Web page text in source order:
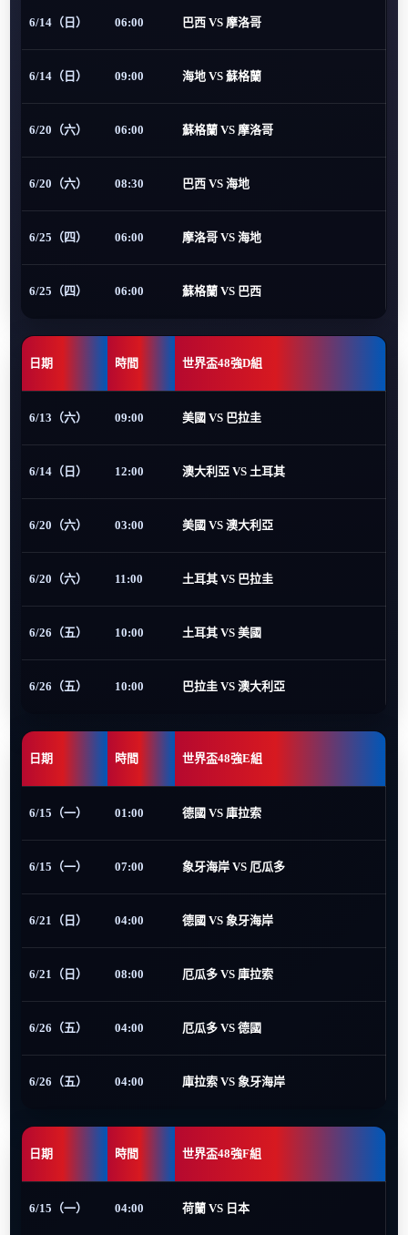
6/14（日） 06:00 巴西 VS 摩洛哥
6/14（日） 09:00 海地 VS 蘇格蘭
6/20（六） 06:00 蘇格蘭 VS 摩洛哥
6/20（六） 08:30 巴西 VS 海地
6/25（四） 06:00 摩洛哥 VS 海地
6/25（四） 06:00 蘇格蘭 VS 巴西
日期 時間 世界盃48強D組
6/13（六） 09:00 美國 VS 巴拉圭
6/14（日） 12:00 澳大利亞 VS 土耳其
6/20（六） 03:00 美國 VS 澳大利亞
6/20（六） 11:00 土耳其 VS 巴拉圭
6/26（五） 10:00 土耳其 VS 美國
6/26（五） 10:00 巴拉圭 VS 澳大利亞
日期 時間 世界盃48強E組
6/15（一） 01:00 德國 VS 庫拉索
6/15（一） 07:00 象牙海岸 VS 厄瓜多
6/21（日） 04:00 德國 VS 象牙海岸
6/21（日） 08:00 厄瓜多 VS 庫拉索
6/26（五） 04:00 厄瓜多 VS 德國
6/26（五） 04:00 庫拉索 VS 象牙海岸
日期 時間 世界盃48強F組
6/15（一） 04:00 荷蘭 VS 日本